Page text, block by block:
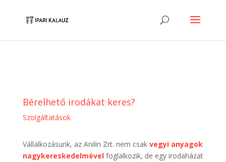
Bérelhető irodákat keres?
Szolgáltatások
Vállalkozásunk, az Anilin Zrt. nem csak vegyi anyagok
nagykereskedelmével foglalkozik, de egy irodaházat